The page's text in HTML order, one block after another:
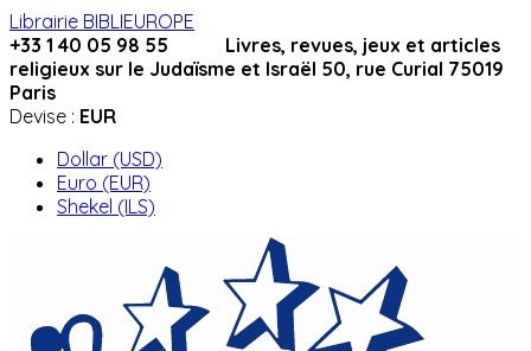
Librairie BIBLIEUROPE
+33 1 40 05 98 55 Livres, revues, jeux et articles
religieux sur le Judaïsme et Israël 50, rue Curial 75019
Paris
Devise : EUR
Dollar (USD)
Euro (EUR)
Shekel (ILS)